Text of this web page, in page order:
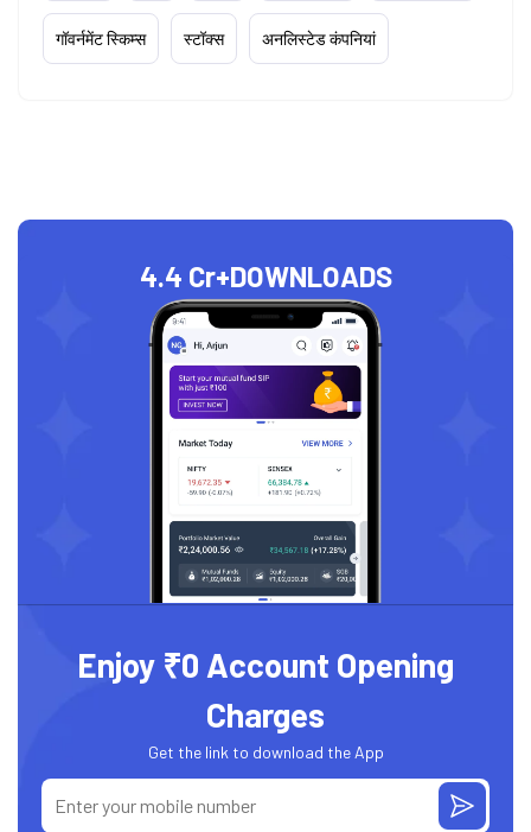
गॉवर्नमेंट स्किम्स स्टॉक्स अनलिस्टेड कंपनियां
4.4 Cr+DOWNLOADS
Enjoy ₹0 Account Opening
Charges
Get the link to download the App